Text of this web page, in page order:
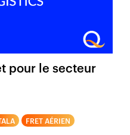
pour le secteur
FRET AÉRIEN